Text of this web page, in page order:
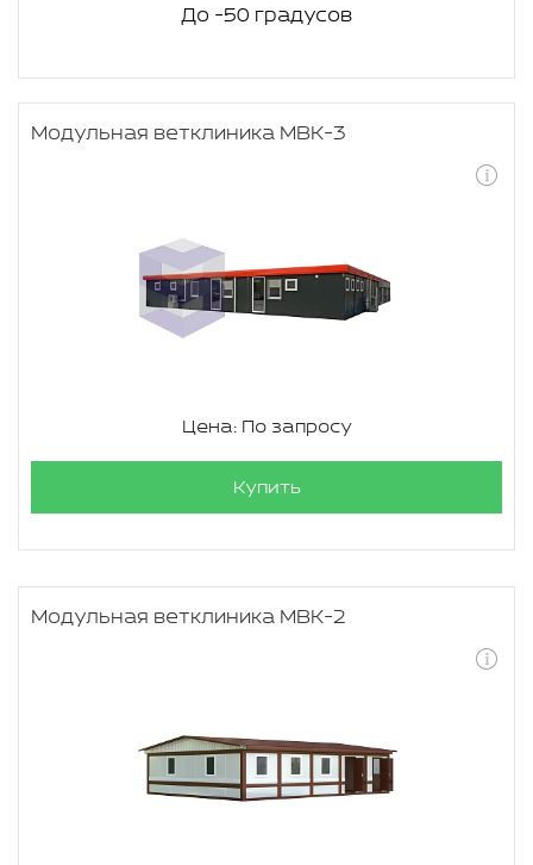
До -50 градусов
Модульная ветклиника МВК-3
Цена: По запросу
Купить
Модульная ветклиника МВК-2